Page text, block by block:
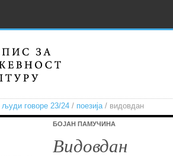
људи говоре 23/24 / поезија/ видовдан
БОЈАН ПАМУЧИНА
Видовдан